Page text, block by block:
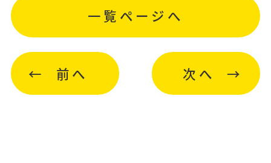
前へ
一覧ページへ
次へ